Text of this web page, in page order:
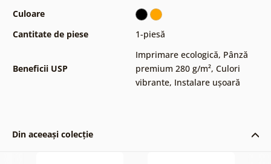
Culoare
Cantitate de piese
1-piesă
Beneficii USP
Imprimare ecologică, Pânză
premium 280 g/m², Culori
vibrante, Instalare ușoară
Din aceeași colecție